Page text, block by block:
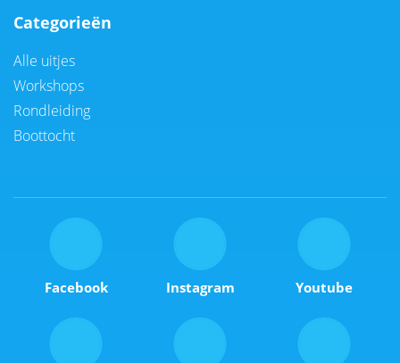
Categorieën
Alle uitjes
Workshops
Rondleiding
Boottocht
Facebook Instagram Youtube